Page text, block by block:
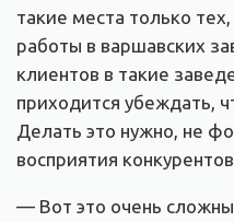
такие места только
работы в варшавских
клиентов в такие
приходится убеждать,
Делать это нужно, не
восприятия конкурентов.
— Вот это очень